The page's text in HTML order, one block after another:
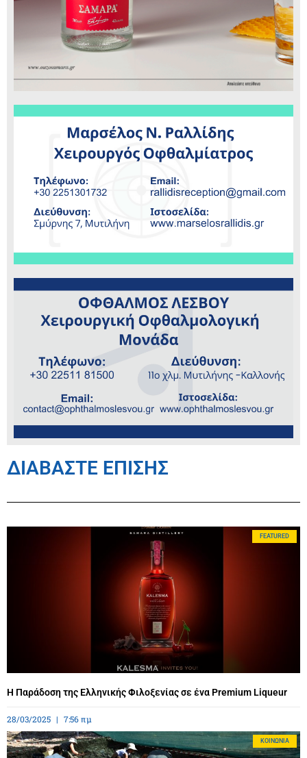
ΔΙΑΒΑΣΤΕ ΕΠΙΣΗΣ
FEATURED
Η Παράδοση της Ελληνικής Φιλοξενίας σε ένα Premium Liqueur
28/03/2025 7:56 πμ
ΚΟΙΝΩΝΊΑ